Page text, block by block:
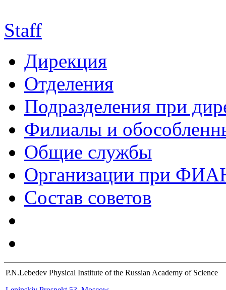
Staff
Дирекция
Отделения
Подразделения при
Филиалы и
Общие службы
Организации при
Состав советов
P.N.Lebedev Physical Institute of the Russian Academy of Science